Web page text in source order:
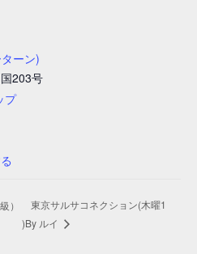
ーン)
203号
プ
）
東京サルサコネクション(木曜1
)By ルイ